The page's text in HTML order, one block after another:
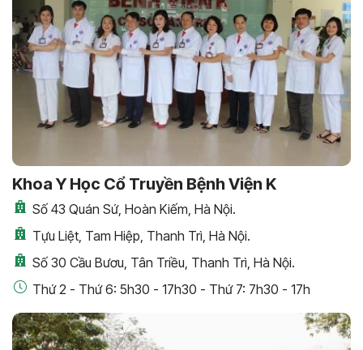
Khoa Y Học Cổ Truyền Bệnh Viện K
Số 43 Quán Sứ, Hoàn Kiếm, Hà Nội.
Tựu Liệt, Tam Hiệp, Thanh Trì, Hà Nội.
Số 30 Cầu Bươu, Tân Triều, Thanh Trì, Hà Nội.
Thứ 2 - Thứ 6: 5h30 - 17h30 - Thứ 7: 7h30 - 17h